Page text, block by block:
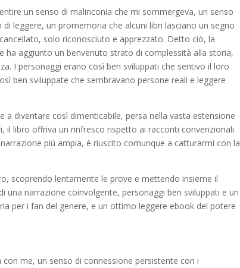
un senso di malinconia che mi sommergeva, un senso
leggere, un promemoria che alcuni libri lasciano un segno
solo riconosciuto e apprezzato. Detto ciò, la
ha aggiunto un benvenuto strato di complessità alla storia,
I personaggi erano così ben sviluppati che sentivo il loro
ben sviluppate che sembravano persone reali e leggere
diventare così dimenticabile, persa nella vasta estensione
il libro offriva un rinfresco rispetto ai racconti convenzionali.
più ampia, è riuscito comunque a catturarmi con la
scoprendo lentamente le prove e mettendo insieme il
narrazione coinvolgente, personaggi ben sviluppati e un
per i fan del genere, e un ottimo leggere ebook del potere
me, un senso di connessione persistente con i